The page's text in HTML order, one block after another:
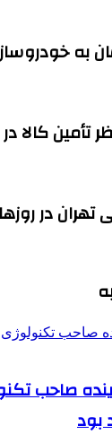
تأمین کالا
صاحب
بود